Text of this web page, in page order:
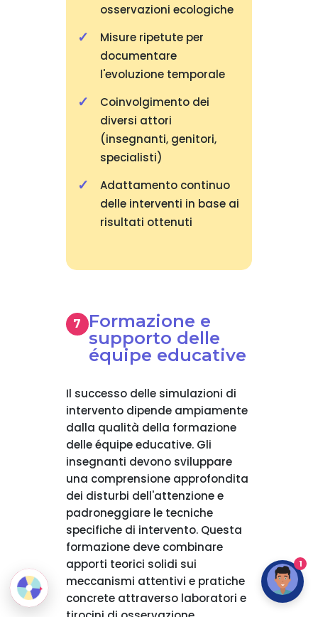
osservazioni ecologiche
Misure ripetute per
documentare
l'evoluzione temporale
Coinvolgimento dei
diversi attori
(insegnanti, genitori,
specialisti)
Adattamento continuo
delle interventi in base ai
risultati ottenuti
Formazione e
supporto delle
équipe educative
Il successo delle simulazioni di
intervento dipende ampiamente
dalla qualità della formazione
delle équipe educative. Gli
insegnanti devono sviluppare
una comprensione approfondita
dei disturbi dell'attenzione e
padroneggiare le tecniche
specifiche di intervento. Questa
formazione deve combinare
apporti teorici solidi sui
meccanismi attentivi e pratiche
concrete attraverso laboratori e
1